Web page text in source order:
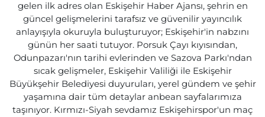
gelen ilk adres olan Eskişehir Haber Ajansı, şehrin en
güncel gelişmelerini tarafsız ve güvenilir yayıncılık
anlayışıyla okuruyla buluşturuyor; Eskişehir'in nabzını
günün her saati tutuyor. Porsuk Çayı kıyısından,
Odunpazarı'nın tarihi evlerinden ve Sazova Parkı'ndan
sıcak gelişmeler, Eskişehir Valiliği ile Eskişehir
Büyükşehir Belediyesi duyuruları, yerel gündem ve şehir
yaşamına dair tüm detaylar anbean sayfalarımıza
taşınıyor. Kırmızı-Siyah sevdamız Eskişehirspor'un maç